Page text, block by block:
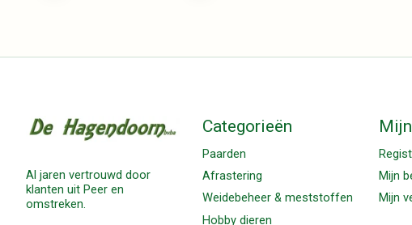
Al jaren vertrouwd door
klanten uit Peer en
omstreken.
Categorieën
Paarden
Afrastering
Weidebeheer & meststoffen
Hobby dieren
Mijn
Mijn